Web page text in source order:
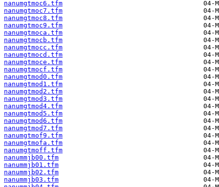
nanumgtmoc6.tfm
nanumgtmoc7.tfm
nanumgtmoc8.tfm
nanumgtmoc9.tfm
nanumgtmoca.tfm
nanumgtmocb.tfm
nanumgtmocc.tfm
nanumgtmocd.tfm
nanumgtmoce.tfm
nanumgtmocf.tfm
nanumgtmod0.tfm
nanumgtmod1.tfm
nanumgtmod2.tfm
nanumgtmod3.tfm
nanumgtmod4.tfm
nanumgtmod5.tfm
nanumgtmod6.tfm
nanumgtmod7.tfm
nanumgtmof9.tfm
nanumgtmofa.tfm
nanumgtmoff.tfm
nanummjb00.tfm
nanummjb01.tfm
nanummjb02.tfm
nanummjb03.tfm